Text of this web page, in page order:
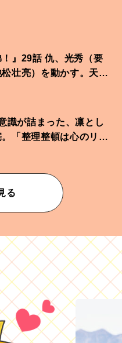
』29話 仇、光秀（要
壮亮）を動かす。天下
識が詰まった、凛とし
「整理整頓は心のリズ
る